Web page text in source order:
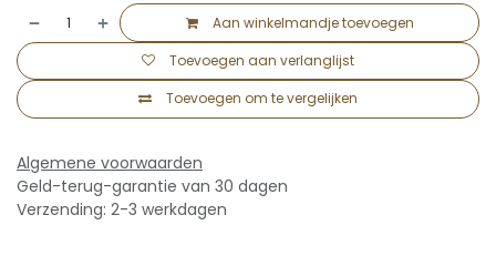
Aan winkelmandje toevoegen
Toevoegen om te vergelijken
Toevoegen aan verlanglijst
Algemene voorwaarden
Geld-terug-garantie van 30 dagen
Verzending: 2-3 werkdagen